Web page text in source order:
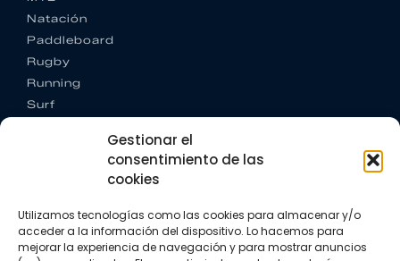
Gestionar el
consentimiento de las
cookies
Utilizamos tecnologías como las cookies para almacenar y/o
acceder a la información del dispositivo. Lo hacemos para
mejorar la experiencia de navegación y para mostrar anuncios
Natación
Paddleboard
Rugby
Running
Surf
CONTACTO
+34 662 342 177
info@vkssport.com
SÍGUENOS